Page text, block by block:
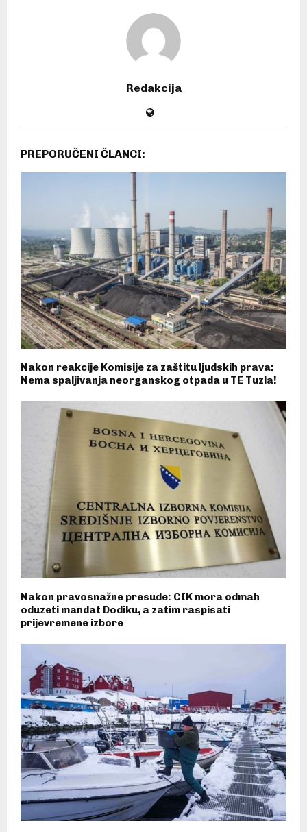
Redakcija
PREPORUČENI ČLANCI:
Nakon reakcije Komisije za zaštitu ljudskih prava:
Nema spaljivanja neorganskog otpada u TE Tuzla!
Nakon pravosnažne presude: CIK mora odmah
oduzeti mandat Dodiku, a zatim raspisati
prijevremene izbore